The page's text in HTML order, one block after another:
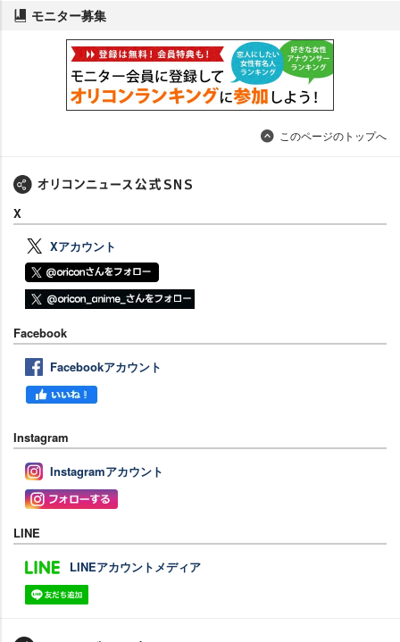
モニター募集
このページのトップへ
X
Xアカウント
Facebook
Facebookアカウント
Instagram
Instagramアカウント
LINE
LINEアカウントメディア